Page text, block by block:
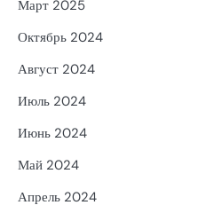
Март 2025
Октябрь 2024
Август 2024
Июль 2024
Июнь 2024
Май 2024
Апрель 2024